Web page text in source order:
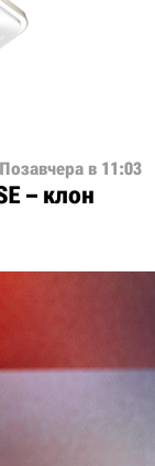
Позавчера в 11:03
– клон